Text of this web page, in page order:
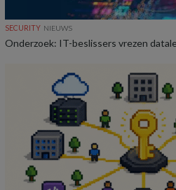
SECURITY NIEUWS
Onderzoek: IT-beslissers vrezen